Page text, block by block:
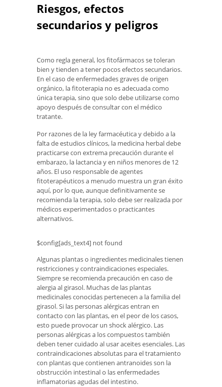
Riesgos, efectos
secundarios y peligros
Como regla general, los fitofármacos se toleran
bien y tienden a tener pocos efectos secundarios.
En el caso de enfermedades graves de origen
orgánico, la fitoterapia no es adecuada como
única terapia, sino que solo debe utilizarse como
apoyo después de consultar con el médico
tratante.
Por razones de la ley farmacéutica y debido a la
falta de estudios clínicos, la medicina herbal debe
practicarse con extrema precaución durante el
embarazo, la lactancia y en niños menores de 12
años. El uso responsable de agentes
fitoterapéuticos a menudo muestra un gran éxito
aquí, por lo que, aunque definitivamente se
recomienda la terapia, solo debe ser realizada por
médicos experimentados o practicantes
alternativos.
$config[ads_text4] not found
Algunas plantas o ingredientes medicinales tienen
restricciones y contraindicaciones especiales.
Siempre se recomienda precaución en caso de
alergia al girasol. Muchas de las plantas
medicinales conocidas pertenecen a la familia del
girasol. Si las personas alérgicas entran en
contacto con las plantas, en el peor de los casos,
esto puede provocar un shock alérgico. Las
personas alérgicas a los compuestos también
deben tener cuidado al usar aceites esenciales. Las
contraindicaciones absolutas para el tratamiento
con plantas que contienen antranoides son la
obstrucción intestinal o las enfermedades
inflamatorias agudas del intestino.